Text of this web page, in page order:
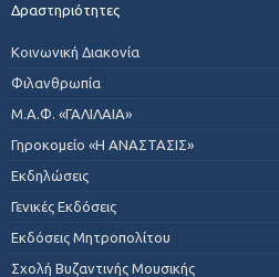
Δραστηριότητες
Κοινωνική Διακονία
Φιλανθρωπία
Μ.Α.Φ. «ΓΑΛΙΛΑΙΑ»
Γηροκομείο «Η ΑΝΑΣΤΑΣΙΣ»
Εκδηλώσεις
Γενικές Εκδόσεις
Εκδόσεις Μητροπολίτου
Σχολή Βυζαντινής Μουσικής